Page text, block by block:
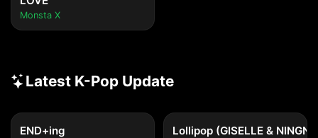
Monsta X
Latest K-Pop Update
END+ing Lollipop (GISELLE &